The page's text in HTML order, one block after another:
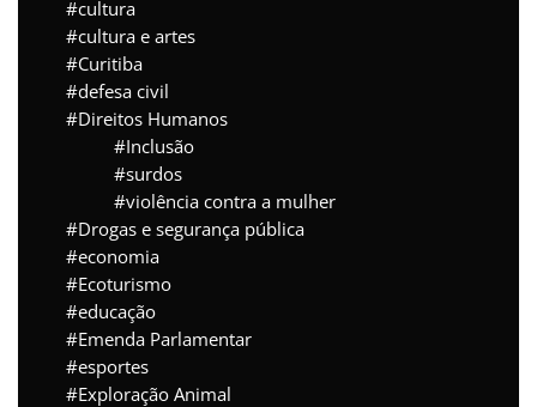
cultura
cultura e artes
Curitiba
defesa civil
Direitos Humanos
Inclusão
surdos
violência contra a mulher
Drogas e segurança pública
economia
Ecoturismo
educação
Emenda Parlamentar
esportes
Exploração Animal